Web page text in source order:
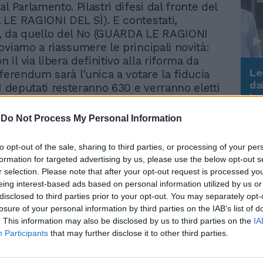
Do Not Process My Personal Information
opt-out of the sale, sharing to third parties, or processing of your
for targeted advertising by us, please use the below opt-out
selection. Please note that after your opt-out request is processed
interest-based ads based on personal information utilized by us
to third parties prior to your opt-out. You may separately
of your personal information by third parties on the IAB’s list of
This information may also be disclosed by us to third parties on the
Participants that may further disclose it to other third parties.
Parlamento. Pilastri difesi dal fronte del
LE RAGIONI DEL SÌ). E contestati,
quello del No (GUARDA LE RAGIONI
a riassumere le principali novità:
il via libera definitivo alla riforma da
sarà l'unica a votare la fiducia
deputati resteranno 630 e verranno eletti
come oggi.
a chiamarsi Senato della
Regionali (21 sindaci e 74 consiglieri-
5 nominati dal Capo dello Stato che
carica per 7 anni. Avrà competenza
solo su riforme e leggi costituzionali.
riguarda le leggi ordinarie, invece, potrà
Camera di modificarle, ma l'Assemblea
non sarà tenuta a dar seguito alla
però si tratta di una legge che riguarda il
Rudy Giuliani a Come States?
americana